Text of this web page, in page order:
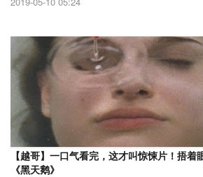
【越哥】一口气看完，这才叫惊悚片！捂
《黑天鹅》